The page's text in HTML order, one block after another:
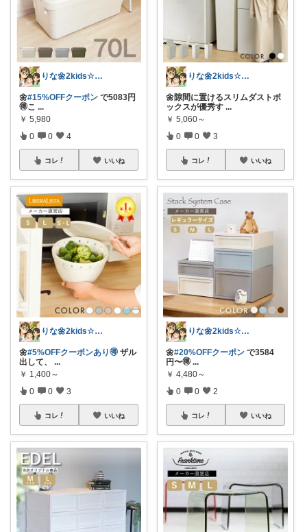
りな🌼2kids☆毎日をちょっと快適に
🌼#15%OFFクーポン で5083円
🉐こ ...
￥ 5,980
0 0 4
コレ いいね
りな🌼2kids☆毎日をちょっと快適に
🌼#5%OFFクーポンあり🉐 ザル
出して、
...
￥ 1,400～
0 0 3
コレ いいね
りな🌼2kids☆毎日をちょっと快適に
🌼隙間に置けるスリムダストボ
ックスが優秀す ...
￥ 5,060～
0 0 3
コレ いいね
りな🌼2kids☆毎日をちょっと快適に
🌼#20%OFFクーポン で3584
円〜🉐 ...
￥ 4,480～
0 0 2
コレ いいね